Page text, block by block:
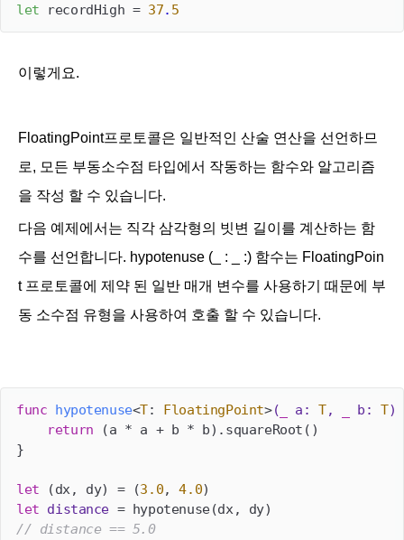
let recordHigh = 37. 5
이렇게요.
FloatingPoint프로토콜은 일반적인 산술 연산을 선언하므
로, 모든 부동소수점 타입에서 작동하는 함수와 알고리즘
을 작성 할 수 있습니다.
다음 예제에서는 직각 삼각형의 빗변 길이를 계산하는 함
수를 선언합니다. hypotenuse (_ : _ :) 함수는 FloatingPoin
t 프로토콜에 제약 된 일반 매개 변수를 사용하기 때문에 부
동 소수점 유형을 사용하여 호출 할 수 있습니다.
func hypotenuse<T: FloatingPoint>( a : T, b : T)
return (a * a + b * b).squareRoot()
}
let (dx, dy) = (3.0, 4.0
let distance =
// distance == 5.0